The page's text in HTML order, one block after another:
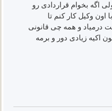
اگه بخوام قراردادی رو
وکیل کار کنم تا
درمیاد و همه چی قانونی
اکیه زیادی دور و برمه